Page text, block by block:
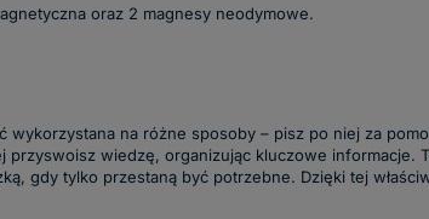
oraz 2 magnesy neodymowe.
wykorzystana na różne sposoby – pisz po niej za
przyswoisz wiedzę, organizując kluczowe
gdy tylko przestaną być potrzebne. Dzięki tej